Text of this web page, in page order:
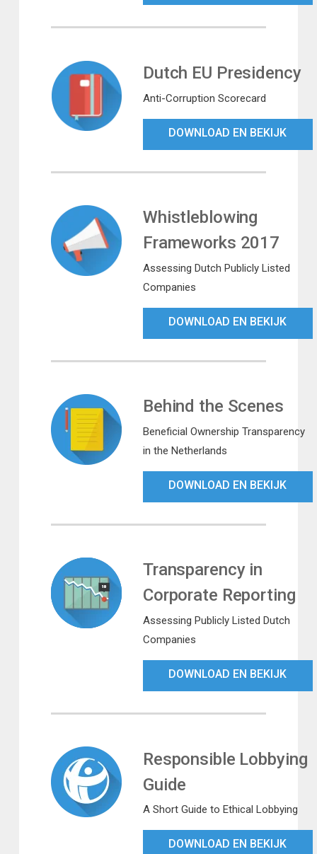
Dutch EU Presidency
Anti-Corruption Scorecard
DOWNLOAD EN BEKIJK
Whistleblowing
Frameworks 2017
Assessing Dutch Publicly Listed
Companies
DOWNLOAD EN BEKIJK
Behind the Scenes
Beneficial Ownership Transparency
in the Netherlands
DOWNLOAD EN BEKIJK
Transparency in
Corporate Reporting
Assessing Publicly Listed Dutch
Companies
DOWNLOAD EN BEKIJK
Responsible Lobbying
Guide
A Short Guide to Ethical Lobbying
DOWNLOAD EN BEKIJK